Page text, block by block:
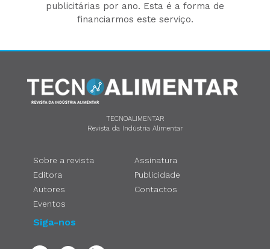
publicitárias por ano. Esta é a forma de
financiarmos este serviço.
TECNOALIMENTAR
Revista da Indústria Alimentar
Sobre a revista
Editora
Autores
Eventos
Assinatura
Publicidade
Contactos
Siga-nos